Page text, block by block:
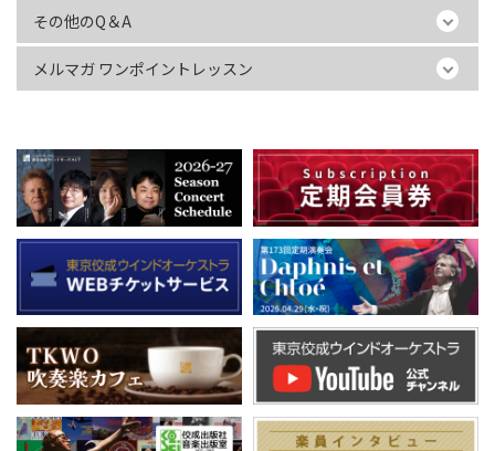
その他のQ＆A
メルマガ ワンポイントレッスン